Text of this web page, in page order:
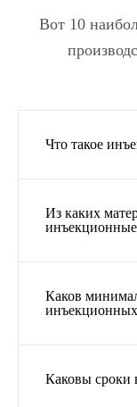
Вот 10
Что такое
Из каких
Каков
Каковы сроки